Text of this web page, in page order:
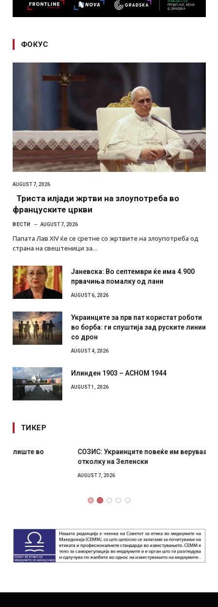
ФОКУС
AUGUST 7, 2026
Триста илјади жртви на злоупотреба во
француските цркви
ВЕСТИ AUGUST 7, 2026
Папата Лав XIV ќе се сретне со жртвите на злоупотреба од
страна на свештеници за…
Јаневска: Во септември ќе има 4.900
првачиња помалку од лани
AUGUST 6, 2026
Украинците за прв пат користат роботи
во борба: ги спуштија зад руските линии
со дрон
AUGUST 4, 2026
Илинден 1903 – АСНОМ 1944
AUGUST 1, 2026
ТИКЕР
СОЗИС: Украинците повеќе им веруваат на генералите
отколку на Зеленски